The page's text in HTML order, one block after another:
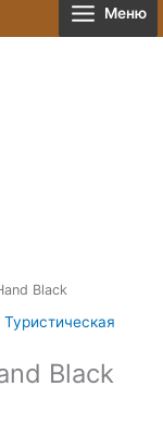
Меню
Black
Туристическая
Black